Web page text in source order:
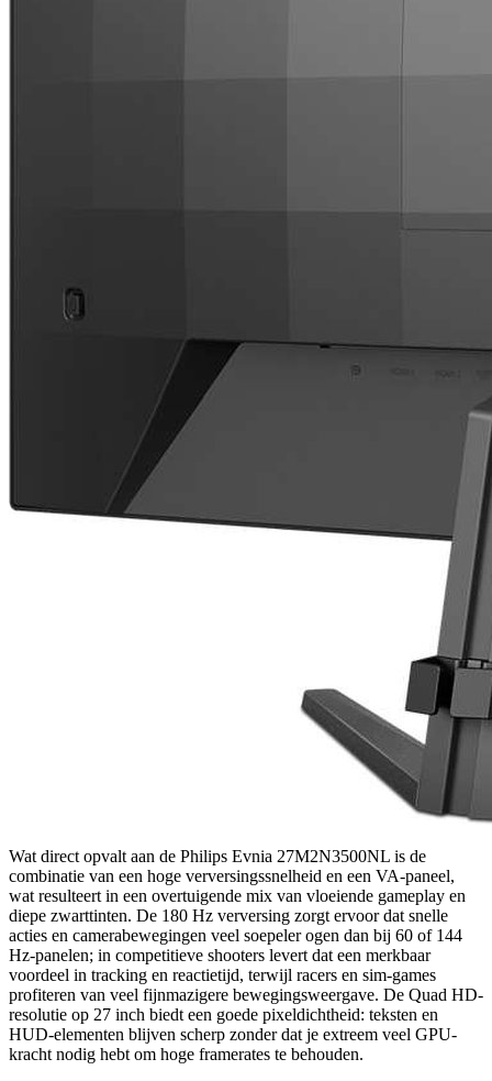
Wat direct opvalt aan de Philips Evnia 27M2N3500NL is de
combinatie van een hoge verversingssnelheid en een VA-paneel,
wat resulteert in een overtuigende mix van vloeiende gameplay en
diepe zwarttinten. De 180 Hz verversing zorgt ervoor dat snelle
acties en camerabewegingen veel soepeler ogen dan bij 60 of 144
Hz-panelen; in competitieve shooters levert dat een merkbaar
voordeel in tracking en reactietijd, terwijl racers en sim-games
profiteren van veel fijnmazigere bewegingsweergave. De Quad HD-
resolutie op 27 inch biedt een goede pixeldichtheid: teksten en
HUD-elementen blijven scherp zonder dat je extreem veel GPU-
kracht nodig hebt om hoge framerates te behouden.